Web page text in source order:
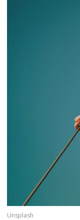
Unsplash